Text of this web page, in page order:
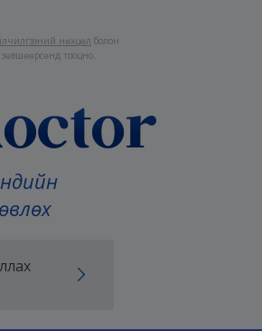
нөхцөл болон
зөвшөөрсөнд тооцно.